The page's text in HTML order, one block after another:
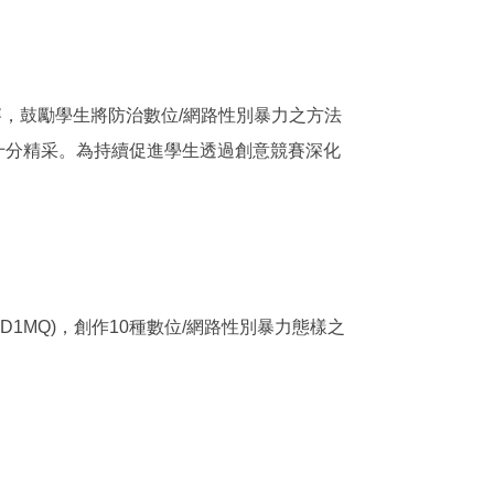
鼓勵學生將防治數位/網路性別暴力之方法
精采。為持續促進學生透過創意競賽深化
，創作10種數位/網路性別暴力態樣之